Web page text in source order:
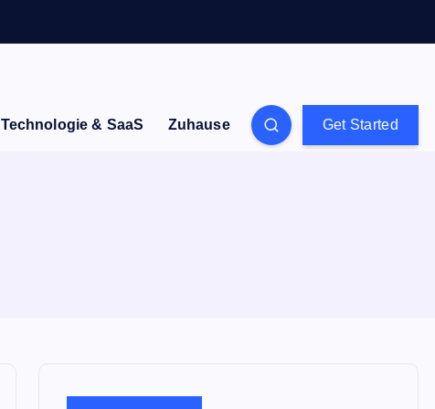
Technologie & SaaS Zuhause Get Started